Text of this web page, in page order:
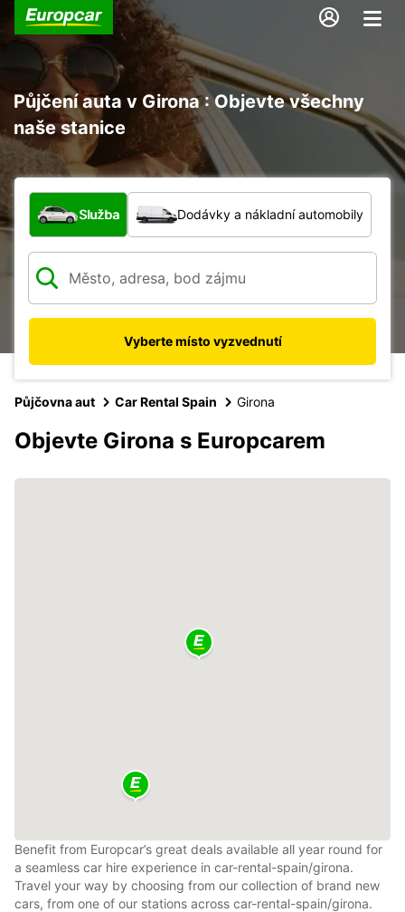
Půjčení auta v Girona : Objevte všechny
naše stanice
Jaký typ vozidla?
Služba Dodávky a nákladní automobily
Vyberte místo vyzvednutí
Půjčovna aut Car Rental Spain Girona
Objevte Girona s Europcarem
Benefit from Europcar’s great deals available all year round for
a seamless car hire experience in car-rental-spain/girona.
Travel your way by choosing from our collection of brand new
cars, from one of our stations across car-rental-spain/girona.